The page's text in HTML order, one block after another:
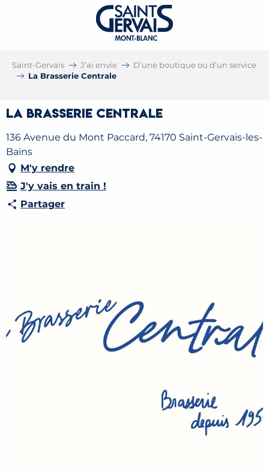
Saint-Gervais J’ai envie
D’une boutique ou d’un service
La Brasserie Centrale
La Brasserie Centrale
136 Avenue du Mont Paccard, 74170 Saint-Gervais-les-
Bains
M'y rendre
J'y vais en train !
Partager